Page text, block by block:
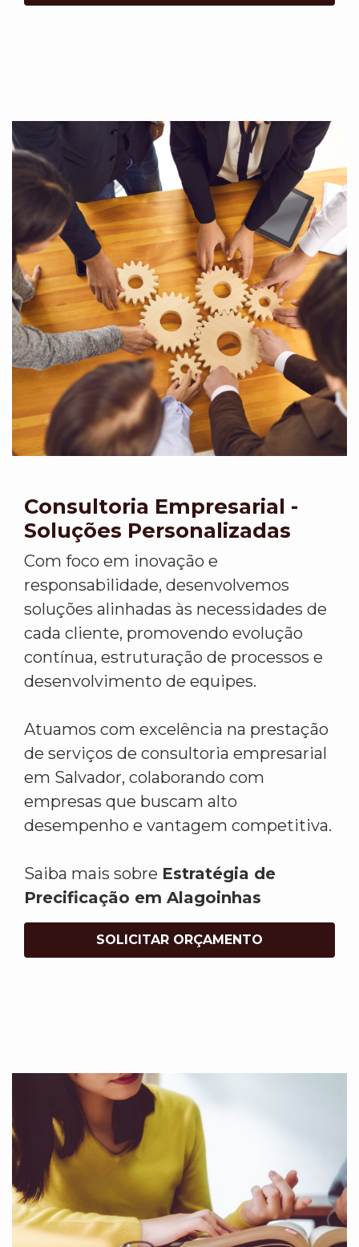
Consultoria Empresarial -
Soluções Personalizadas
Com foco em inovação e
responsabilidade, desenvolvemos
soluções alinhadas às necessidades de
cada cliente, promovendo evolução
contínua, estruturação de processos e
desenvolvimento de equipes.
Atuamos com excelência na prestação
de serviços de consultoria empresarial
em Salvador, colaborando com
empresas que buscam alto
desempenho e vantagem competitiva.
Saiba mais sobre Estratégia de
Precificação em Alagoinhas
SOLICITAR ORÇAMENTO